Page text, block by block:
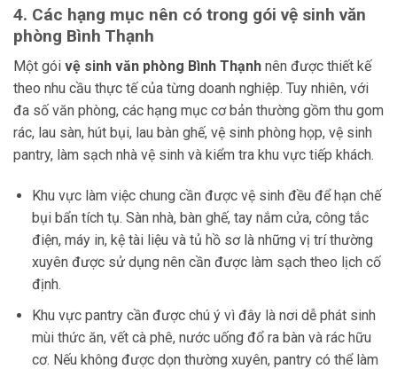
4. Các hạng mục nên có trong gói vệ sinh văn
phòng Bình Thạnh
Một gói vệ sinh văn phòng Bình Thạnh nên được thiết kế
theo nhu cầu thực tế của từng doanh nghiệp. Tuy nhiên, với
đa số văn phòng, các hạng mục cơ bản thường gồm thu gom
rác, lau sàn, hút bụi, lau bàn ghế, vệ sinh phòng họp, vệ sinh
pantry, làm sạch nhà vệ sinh và kiểm tra khu vực tiếp khách.
Khu vực làm việc chung cần được vệ sinh đều để hạn chế
bụi bẩn tích tụ. Sàn nhà, bàn ghế, tay nắm cửa, công tắc
điện, máy in, kệ tài liệu và tủ hồ sơ là những vị trí thường
xuyên được sử dụng nên cần được làm sạch theo lịch cố
định.
Khu vực pantry cần được chú ý vì đây là nơi dễ phát sinh
mùi thức ăn, vết cà phê, nước uống đổ ra bàn và rác hữu
cơ. Nếu không được dọn thường xuyên, pantry có thể làm